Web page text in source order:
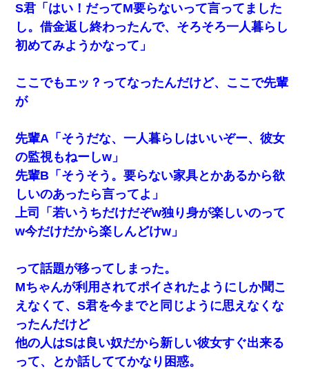
S君「はい！だってM要らないって言ってました
し。借金返し終わったんで、そろそろ一人暮らし
初めてみようかなって」
ここでもエッ？ってなったんだけど、ここで先輩
が
先輩A「そうだな、一人暮らしはいいぞー、彼女
の監視もねーしw」
先輩B「そうそう。要らない家具とかあるから欲
しいのあったら言ってよ」
上司「若いうちだけだぞw独り身が楽しいのって
w今だけだから楽しんどけw」
って話題が移ってしまった。
Mちゃんが利用されてポイされたようにしか聞こ
えなくて、S君を今までと同じように思えなくな
ったんだけど
他の人はSは良い奴だから新しい彼女すぐ出来る
って、とか話しててかなり困惑。